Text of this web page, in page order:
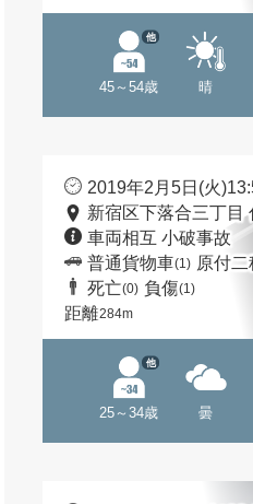
45～54歳
他
晴
2019年2月5日(火
新宿区下落合三丁目
車両相互 小破事故
普通貨物車(1) 原付
死亡(0) 負傷(1)
距離284m
25～34歳
他
曇